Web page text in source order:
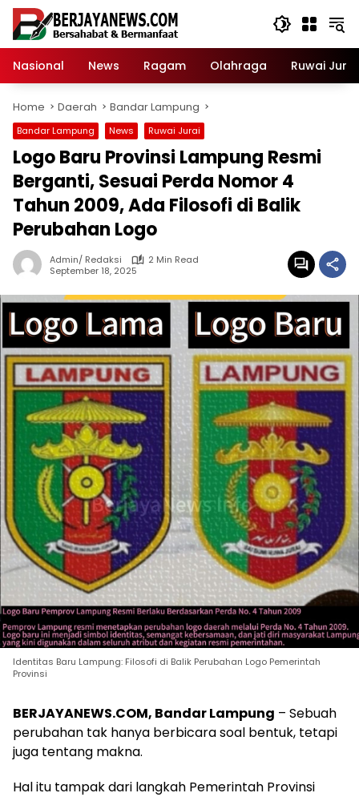
Skip
content
Nasional
News Ragam Olahraga Ruwai Jurai
Home Daerah Bandar Lampung
Bandar Lampung News Ruwai Jurai
Logo Baru Provinsi Lampung Resmi
Berganti, Sesuai Perda Nomor 4
Tahun 2009, Ada Filosofi di Balik
Perubahan Logo
Admin/ Redaksi
2 Min Read
September 18, 2025
Identitas Baru Lampung: Filosofi di Balik Perubahan Logo Pemerintah
Provinsi
BERJAYANEWS.COM, Bandar Lampung – Sebuah
perubahan tak hanya berbicara soal bentuk, tetapi
juga tentang makna.
Hal itu tampak dari langkah Pemerintah Provinsi